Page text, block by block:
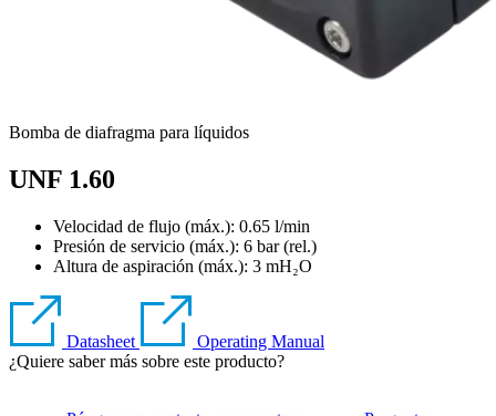
Bomba de diafragma para líquidos
UNF 1.60
Velocidad de flujo (máx.): 0.65 l/min
Presión de servicio (máx.): 6 bar (rel.)
Altura de aspiración (máx.): 3 mH₂O
Datasheet
Operating Manual
¿Quiere saber más sobre este producto?